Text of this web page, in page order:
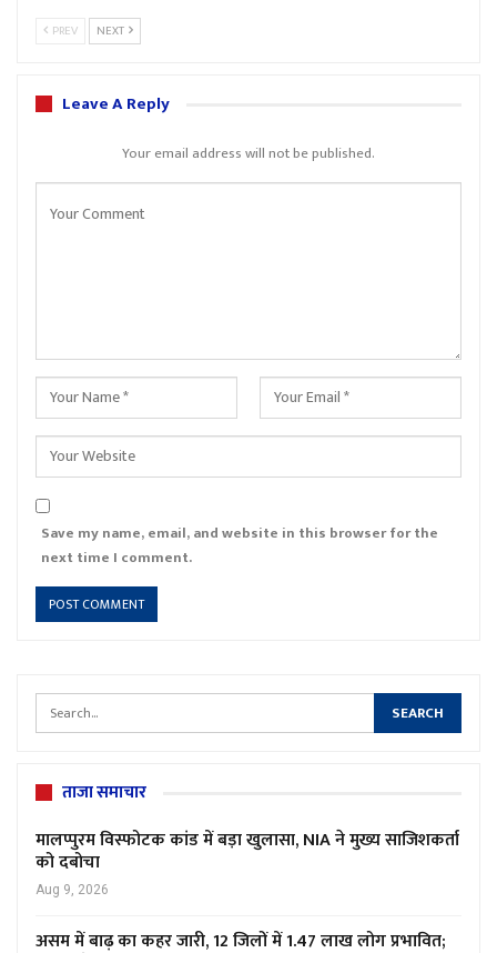
PREV NEXT
Leave A Reply
Your email address will not be published.
Save my name, email, and website in this browser for the
next time I comment.
ताजा समाचार
मालप्पुरम विस्फोटक कांड में बड़ा खुलासा, NIA ने मुख्य साजिशकर्ता
को दबोचा
Aug 9, 2026
असम में बाढ़ का कहर जारी, 12 जिलों में 1.47 लाख लोग प्रभावित;